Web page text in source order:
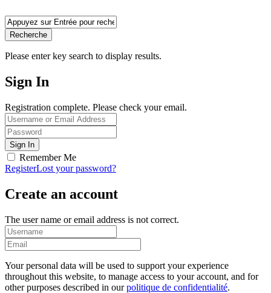
Recherche
Please enter key search to display results.
Sign In
Registration complete. Please check your email.
Remember Me
RegisterLost your password?
Create an account
The user name or email address is not correct.
Your personal data will be used to support your experience
throughout this website, to manage access to your account, and for
other purposes described in ourpolitique de confidentialité.